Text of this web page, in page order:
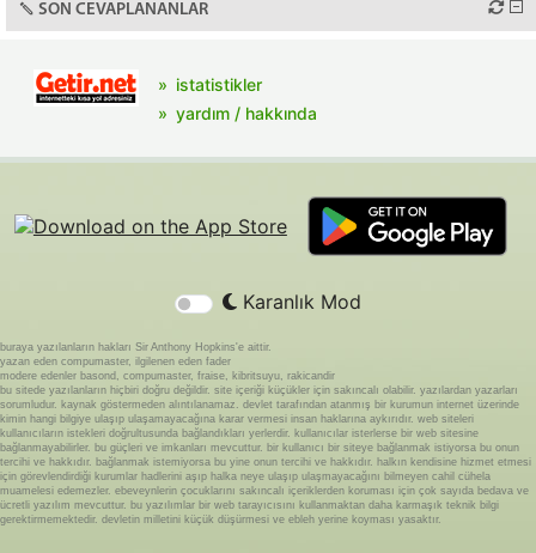
SON CEVAPLANANLAR
istatistikler
yardım / hakkında
Karanlık Mod
buraya yazılanların hakları Sir Anthony Hopkins'e aittir.
yazan eden compumaster, ilgilenen eden fader
modere edenler basond, compumaster, fraise, kibritsuyu, rakicandir
bu sitede yazılanların hiçbiri doğru değildir. site içeriği küçükler için sakıncalı olabilir. yazılardan yazarları
sorumludur. kaynak göstermeden alıntılanamaz. devlet tarafından atanmış bir kurumun internet üzerinde
kimin hangi bilgiye ulaşıp ulaşamayacağına karar vermesi insan haklarına aykırıdır. web siteleri
kullanıcıların istekleri doğrultusunda bağlandıkları yerlerdir. kullanıcılar isterlerse bir web sitesine
bağlanmayabilirler. bu güçleri ve imkanları mevcuttur. bir kullanıcı bir siteye bağlanmak istiyorsa bu onun
tercihi ve hakkıdır. bağlanmak istemiyorsa bu yine onun tercihi ve hakkıdır. halkın kendisine hizmet etmesi
için görevlendirdiği kurumlar hadlerini aşıp halka neye ulaşıp ulaşmayacağını bilmeyen cahil cühela
muamelesi edemezler. ebeveynlerin çocuklarını sakıncalı içeriklerden koruması için çok sayıda bedava ve
ücretli yazılım mevcuttur. bu yazılımlar bir web tarayıcısını kullanmaktan daha karmaşık teknik bilgi
gerektirmemektedir. devletin milletini küçük düşürmesi ve ebleh yerine koyması yasaktır.